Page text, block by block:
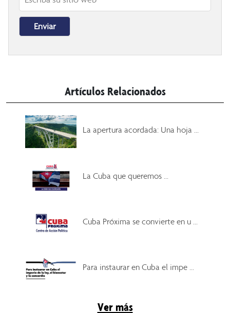
Artículos Relacionados
La apertura acordada: Una hoja ...
La Cuba que queremos ...
Cuba Próxima se convierte en u ...
Para instaurar en Cuba el impe ...
Ver más